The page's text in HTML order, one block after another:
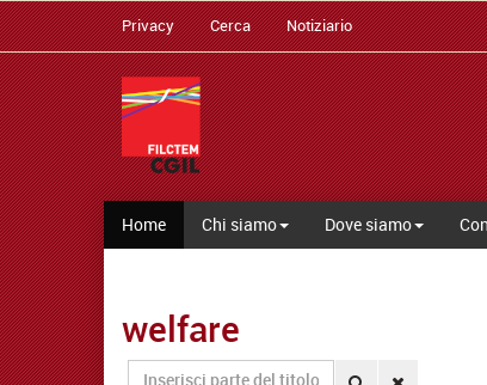
Privacy Cerca Notiziario
Home Chi siamo Dove siamo
welfare
Inserisci